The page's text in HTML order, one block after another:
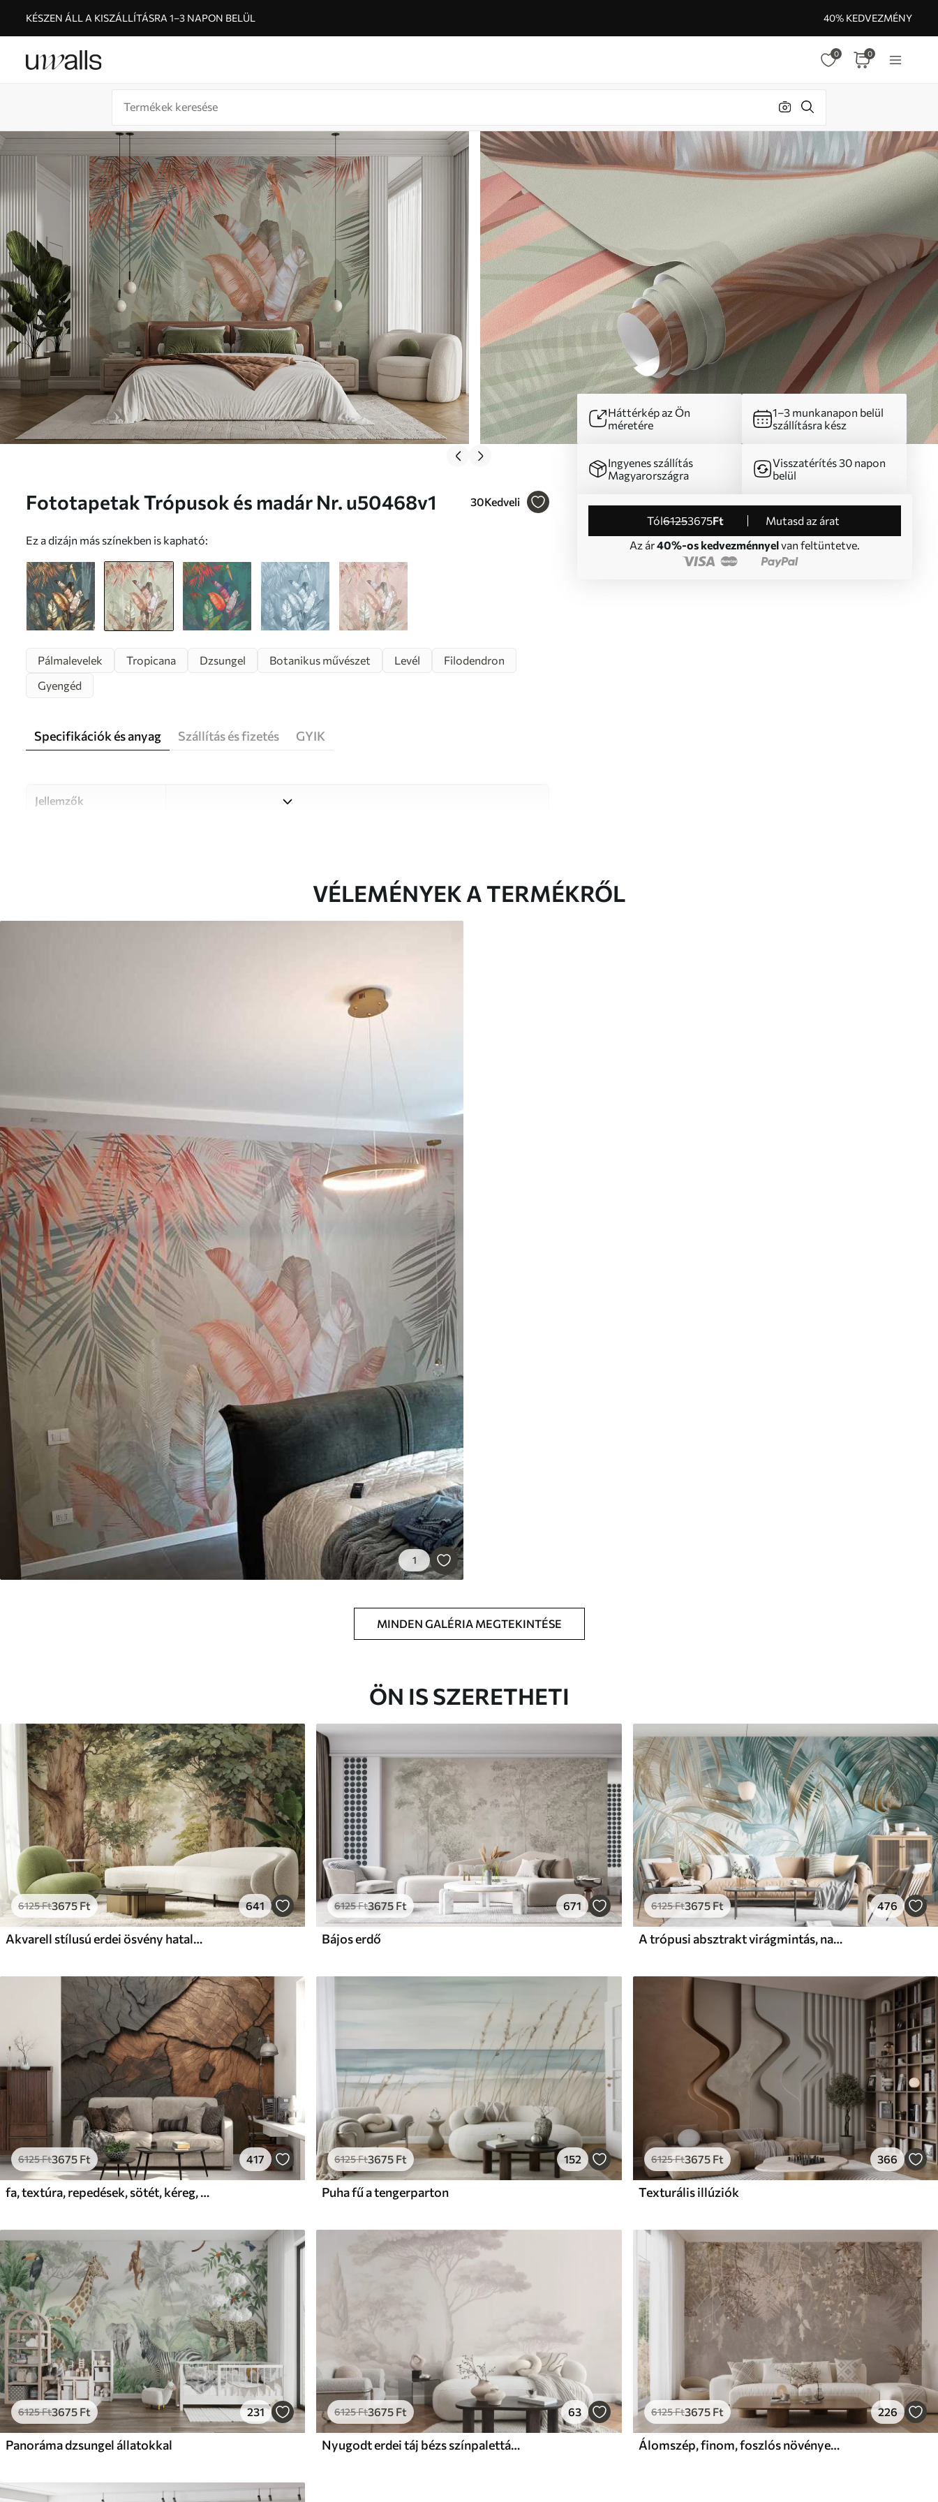
KÉSZEN ÁLL A KISZÁLLÍTÁSRA 1–3 NAPON BELÜL 40% KEDVEZMÉNY
0 0
Fototapetak Trópusok és madár Nr. u50468v1 30Kedveli
Ez a dizájn más színekben is kapható:
Háttérkép az Ön
méretére
1–3 munkanapon belül
szállításra kész
Ingyenes szállítás
Magyarországra
Visszatérítés 30 napon
belül
Tól61253675Ft
Mutasd az árat
Az ár40%-os kedvezménnyelvan feltüntetve.
Pálmalevelek Tropicana Dzsungel Botanikus művészet Levél
Filodendron
Gyengéd
Specifikációk és anyag Szállítás és fizetés GYIK
Jellemzők
cm széles, egyforma csíkokra vágjuk.
Lakkbevonatot és/vagy tapétaragasztót adhat hozzá.
A tapéta puha szivaccsal óvatosan tisztítható. A lakkozott tapéták vízzel
Alkalmazási módszer
Elérhető anyagok
Standard
12500 7500Ft/m²
Prémium
15833 9499
Prémium vinil
1820810925Ft/m²
Peel and Stick
22666
VÉLEMÉNYEK A TERMÉKRŐL
1
MINDEN GALÉRIA MEGTEKINTÉSE
ÖN IS SZERETHETI
6125Ft3675Ft 641
Akvarell stílusú erdei ösvény hatalmas fák között
6125Ft3675 Ft 671
Bájos erdő
6125Ft3675Ft 476
A trópusi absztrakt virágmintás, nagy pálmalevelekkel, kék és bézs árnyalatokkal buja légkört teremt
6125Ft3675 Ft 417
fa, textúra, repedések, sötét, kéreg, felszín
6125Ft3675 Ft 152
Puha fű a tengerparton
6125Ft3675 Ft 366
Texturális illúziók
6125Ft3675 Ft 231
Panoráma dzsungel állatokkal
6125Ft3675 Ft 63
Nyugodt erdei táj bézs színpalettával
6125Ft3675 Ft 226
Álomszép, finom, foszlós növények, tüskék és virágok barna pasztell színekben, ködös, texturált háttér előtt